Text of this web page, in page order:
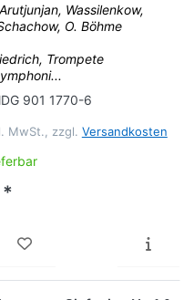
Wassilenkow,
O. Böhme
Trompete
901 1770-6
MwSt., zzgl. Versandkosten
*